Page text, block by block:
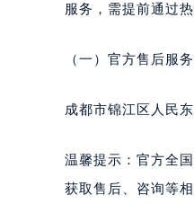
无
苏
南
泉
青
服务，需提前通过热
（一）官方售后服
成都市锦江区人民
温馨提示：官方全
获取售后、咨询等相